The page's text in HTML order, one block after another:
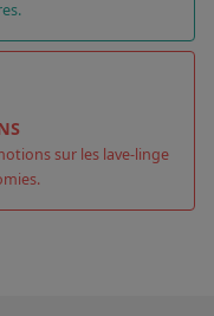
sur les lave-linge